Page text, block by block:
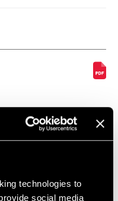
technologies to
social media